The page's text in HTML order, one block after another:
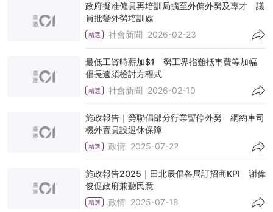
政府擬准僱員再培訓局擴至外傭外勞及專才 議
員批變外勞培訓處
精選 社會新聞 2026-02-23
最低工資時薪加$1 勞工界指難抵車費等加幅
倡長遠須檢討方程式
精選 社會新聞 2026-02-10
施政報告｜勞聯倡部分行業暫停外勞 網約車司
機外賣員設退休保障
精選 政情 2025-07-22
施政報告2025｜田北辰倡各局訂招商KPI 謝偉
俊促政府兼聽民意
精選 政情 2025-07-18